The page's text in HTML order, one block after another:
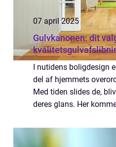
07 april 2025
Gulvkanonen: dit
I nutidens boligdesign
del af hjemmets
Med tiden slides de,
deres glans. Her
trægulve. Blandt de